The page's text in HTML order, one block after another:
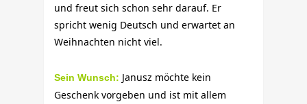
und freut sich schon sehr darauf. Er
spricht wenig Deutsch und erwartet an
Weihnachten nicht viel.
Sein Wunsch: Janusz möchte kein
Geschenk vorgeben und ist mit allem